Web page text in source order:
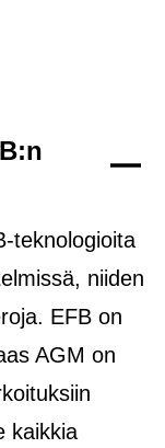
teknologioita
niiden
EFB on
AGM on
kaikkia